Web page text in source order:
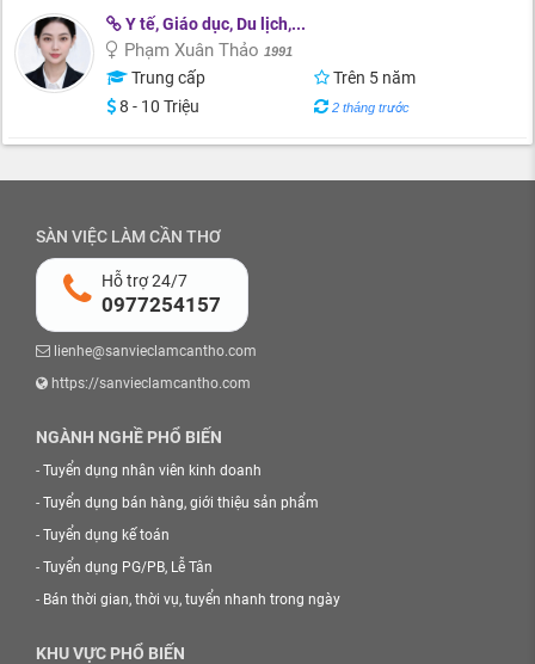
Y tế, Giáo dục, Du lịch,...
Phạm Xuân Thảo 1991
Trung cấp
Trên 5 năm
8 - 10 Triệu
2 tháng trước
SÀN VIỆC LÀM CẦN THƠ
Hỗ trợ 24/7
0977254157
lienhe@sanvieclamcantho.com
https://sanvieclamcantho.com
NGÀNH NGHỀ PHỔ BIẾN
- Tuyển dụng nhân viên kinh doanh
- Tuyển dụng bán hàng, giới thiệu sản phẩm
- Tuyển dụng kế toán
- Tuyển dụng PG/PB, Lễ Tân
- Bán thời gian, thời vụ, tuyển nhanh trong ngày
KHU VỰC PHỔ BIẾN